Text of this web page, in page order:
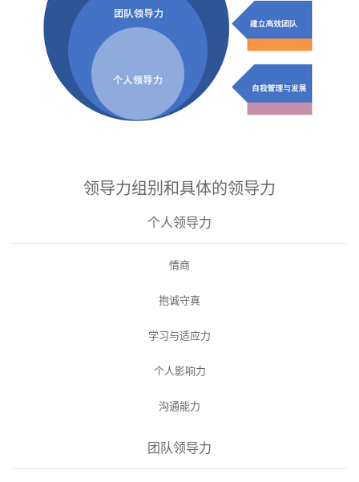
领导力组别和具体的领导力
个人领导力
情商
抱诚守真
学习与适应力
个人影响力
沟通能力
团队领导力